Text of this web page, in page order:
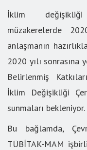
İklim değişikliği
müzakerelerde
anlaşmanın
2020 yılı
Belirlenmiş
İklim Değişikliği
sunmaları bekleniyor.
Bu bağlamda,
TÜBİTAK-MAM